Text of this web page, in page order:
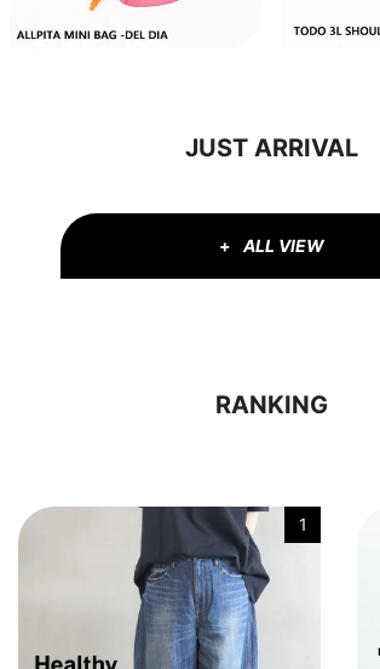
JUST ARRIVAL
ALL VIEW
RANKING
1